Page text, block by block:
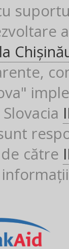
către